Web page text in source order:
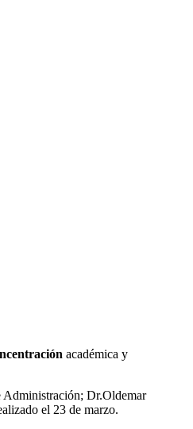
académica y
Dr.Oldemar
el 23 de marzo.